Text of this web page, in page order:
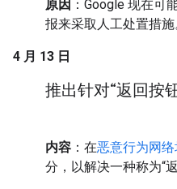
原因 ：Google 现在可
报来采取人工处置措施
4 月 13 日
推出针对“返回按
内容 ：在恶意行为网
分，以解决一种称为“